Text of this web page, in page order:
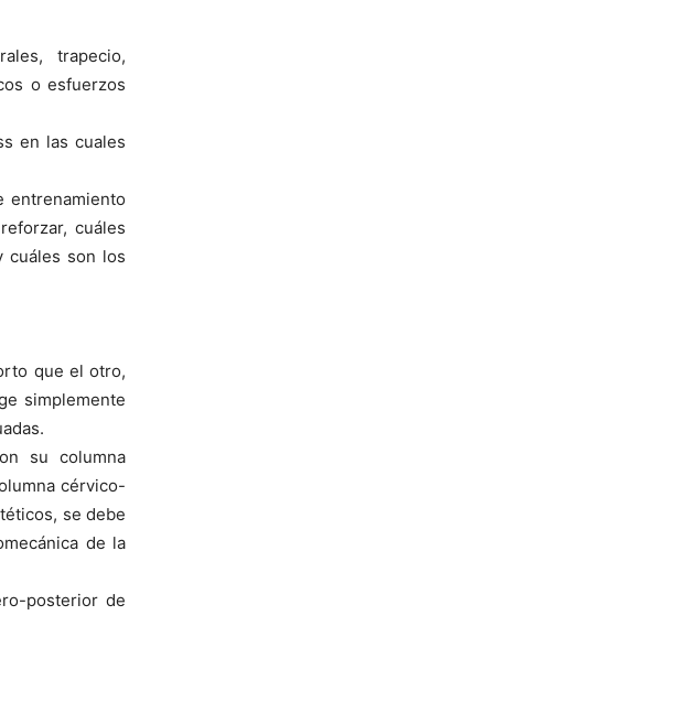
trapecio,
o esfuerzos
en las cuales
entrenamiento
cuáles
cuáles son los
que el otro,
simplemente
su columna
cérvico-
se debe
de la
posterior de